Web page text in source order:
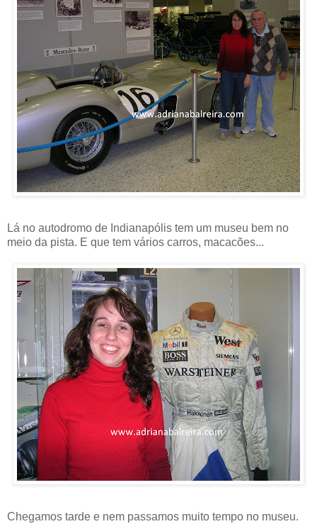
Lá no autodromo de Indianapólis tem um museu bem no
meio da pista. E que tem vários carros, macacões...
Chegamos tarde e nem passamos muito tempo no museu.